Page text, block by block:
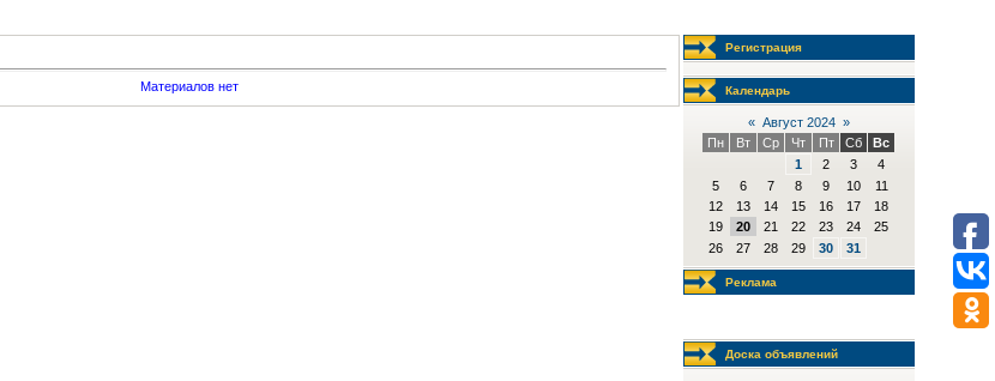
Материалов нет
Регистрация
Календарь
« Август 2024 »
Пн
Вт Ср Чт Пт Сб
Вс
1
2 3
4
5
6 7 8 9 10
11
12
13 14 15 16 17
18
19
20 21 22 23 24
25
26
27 28 29 30 31
Реклама
Доска объявлений